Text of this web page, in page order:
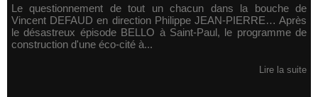
Le questionnement de tout un chacun dans la bouche de
Vincent DEFAUD en direction Philippe JEAN-PIERRE… Après
le désastreux épisode BELLO à Saint-Paul, le programme de
construction d'une éco-cité à...
Lire la suite